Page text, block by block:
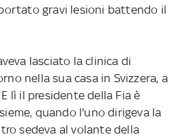
gravi lesioni battendo il
lasciato la clinica di
nella sua casa in Svizzera, a
lì il presidente della Fia è
quando l'uno dirigeva la
sedeva al volante della